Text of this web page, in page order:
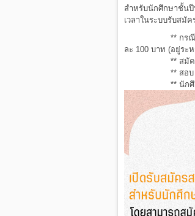
สำหรับนักศึกษาชั้น
เวลาในระบบรับสมัค
** กร
ละ 100 บาท (อยู่ระ
** สมั
** สอ
** นัก